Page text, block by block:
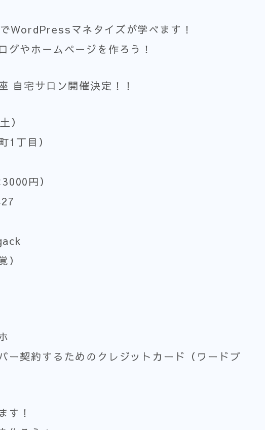
WordPressマネタイズが学べます！
グやホームページを作ろう！
自宅サロン開催決定！！
）
1丁目）
円）
）
ー契約するためのクレジットカード（ワードプ
す！